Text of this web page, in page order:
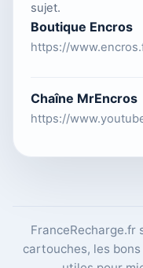
sujet.
Boutique Encros
https://
Chaîne MrEncros
https://
FranceRecharge.fr
cartouches, les